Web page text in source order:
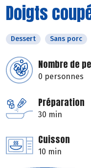
Doigts
Dessert Sans porc
Nombre de
0 personnes
Préparation
30 min
Cuisson
10 min